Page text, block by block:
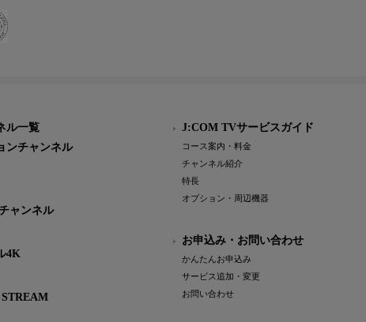
ル一覧
ンチャンネル
ャンネル
4K
J:COM TVサービスガイド
コース案内・料金
チャンネル紹介
特長
オプション・周辺機器
お申込み・お問い合わせ
かんたんお申込み
サービス追加・変更
お問い合わせ